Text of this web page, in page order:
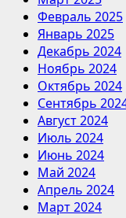
Февраль 2025
Январь 2025
Декабрь 2024
Ноябрь 2024
Октябрь 2024
Сентябрь
Август 2024
Июль 2024
Июнь 2024
Май 2024
Апрель 2024
Март 2024